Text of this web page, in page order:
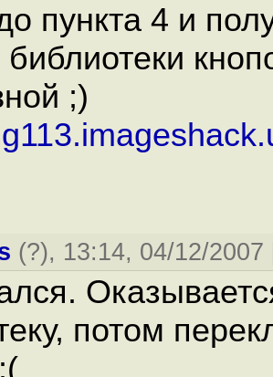
пункта 4 и
;)
(?), 13:14, 04/12/2007
потом